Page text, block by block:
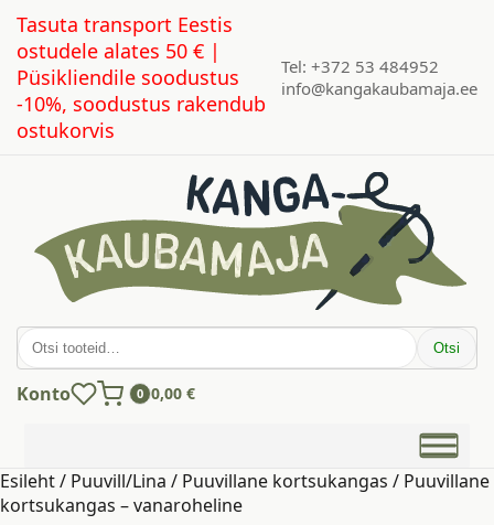
Tasuta transport Eestis
ostudele alates 50 € |
Püsikliendile soodustus
-10%, soodustus rakendub
ostukorvis
Tel: +372 53 484952
info@kangakaubamaja.ee
Otsi: Otsi
Konto 0 0,00 €
Esileht/ Puuvill/Lina / Puuvillane kortsukangas / Puuvillane
kortsukangas – vanaroheline